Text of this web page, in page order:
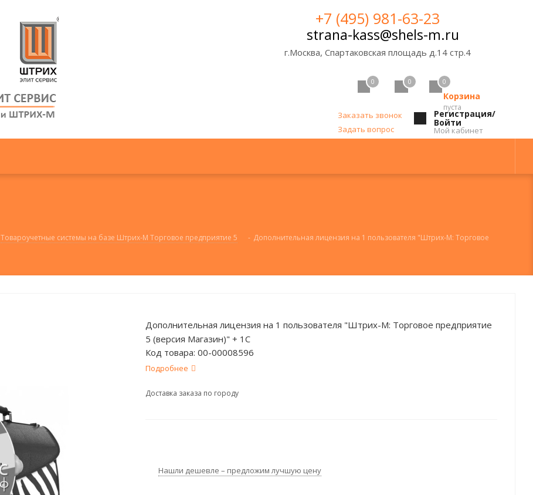
+7 (495) 981-63-23
strana-kass@shels-m.ru
г.Москва, Спартаковская площадь д.14 стр.4
0 0
Корзина
пуста
0
Регистрация/
Войти
Мой кабинет
Заказать звонок
Задать вопрос
Товароучетные системы на базе Штрих-М Торговое предприятие 5 - Дополнительная лицензия на 1 пользователя "Штрих-М: Торговое
Дополнительная лицензия на 1 пользователя "Штрих-М: Торговое предприятие
5 (версия Магазин)" + 1С
Код товара: 00-00008596
Подробнее
Доставка заказа по городу
Нашли дешевле – предложим лучшую цену